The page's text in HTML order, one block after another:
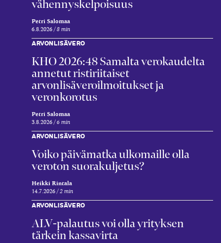
vähennyskelpoisuus
Petri Salomaa
6.8.2026 8 min
ARVONLISÄVERO
KHO 2026:48 Samalta verokaudelta
annetut ristiriitaiset
arvonlisäveroilmoitukset ja
veronkorotus
Petri Salomaa
3.8.2026 6 min
ARVONLISÄVERO
Voiko päivämatka ulkomaille olla
veroton suorakuljetus?
Heikki Rintala
14.7.2026 2 min
ARVONLISÄVERO
ALV-palautus voi olla yrityksen
tärkein kassavirta